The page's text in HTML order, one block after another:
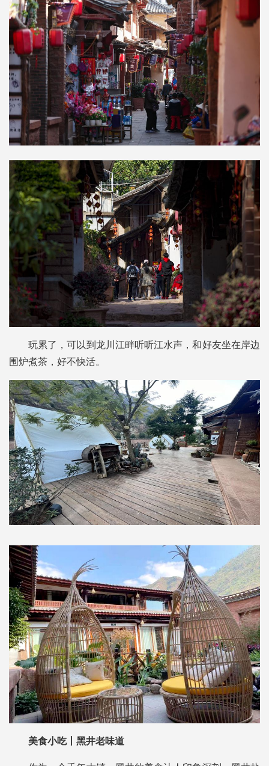
玩累了，可以到龙川江畔听听江水声，和好友坐在岸边
围炉煮茶，好不快活。
美食小吃丨黑井老味道